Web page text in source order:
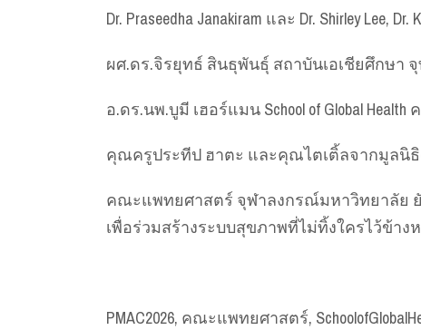
Dr. Praseedha Janakiram และ Dr. Shirley Lee, Dr.
ผศ.ดร.จิรยุทธ์ สินธุพันธุ์ สถาบันเอเชียศึกษา
อ.ดร.นพ.บูมี เฮอร์แมน School of Global
คุณครูประทีป ฮาตะ และคุณไตเติ้ลจากมูลนิ
คณะแพทยศาสตร์ จุฬาลงกรณ์มหาวิทยาลัย
เพื่อร่วมสร้างระบบสุขภาพที่ไม่ทิ้งใครไว้ข้าง
PMAC2026, คณะแพทยศาสตร์,